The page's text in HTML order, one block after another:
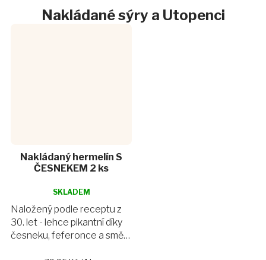
Nakládané sýry a Utopenci
Nakládaný hermelín S
ČESNEKEM 2 ks
produktu
je
4,8
z
SKLADEM
Naložený podle receptu z
30. let - lehce pikantní díky
česneku, feferonce a směsi